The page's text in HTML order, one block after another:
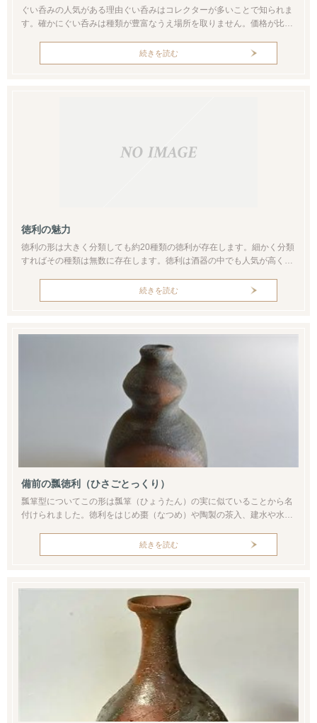
ぐい呑みの人気がある理由ぐい呑みはコレクターが多いことで知られま
す。確かにぐい呑みは種類が豊富なうえ場所を取りません。価格が比較
の値が付いたぐい呑みも実在します。これはある物故作家の作品です。
さらに数が少なく質が良ければより高価なぐい呑みがあるのも事実で
続きを読む
徳利の魅力
徳利の形は大きく分類しても約20種類の徳利が存在します。細かく分類
すればその種類は無数に存在します。徳利は酒器の中でも人気が高く、
い勝手が違います。ものによっては酒の味も変わってきます。徳利はぐ
い呑みよりも容量が大きく酒をためておく時間も長くなります。したが
続きを読む
備前の瓢徳利（ひさごとっくり）
瓢箪型についてこの形は瓢箪（ひょうたん）の実に似ていることから名
付けられました。徳利をはじめ棗（なつめ）や陶製の茶入、建水や水指
ろ）と呼ばれる形で、瓢箪はたくさん実をつけることから「多産」をあ
らわし、下が広がる末広型により「運が開ける」「子孫万代（繁栄）」
続きを読む